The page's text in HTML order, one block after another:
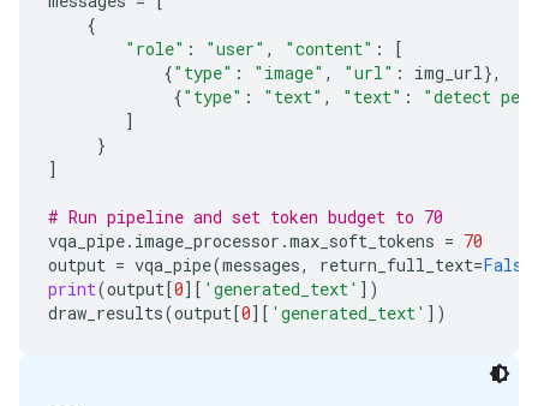
{
"role" : "user" , "content" :
[
{"type" : "image" , "url" : img_url},
{"type" : "text" , "text" :
"detect
]
}
]
# Run pipeline and set token budget to 70
vqa_pipe. image_processor .max_soft_tokens = 70
output = vqa_pipe(messages, return_full_text=False
print(output[0][ 'generated_text' ])
draw_results(output[0][ 'generated_text' ])